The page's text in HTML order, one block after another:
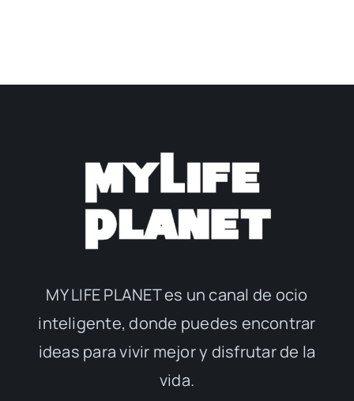
MY LIFE PLANET es un canal de ocio
inteligente, donde puedes encontrar
ideas para vivir mejor y disfrutar de la
vida.